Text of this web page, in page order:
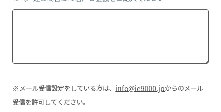
※メール受信設定をしている方は、 info@ie9000.jpからのメール
受信を許可してください。